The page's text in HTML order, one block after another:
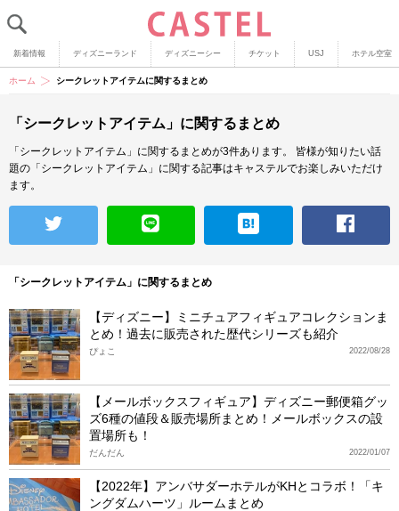
新着情報 ディズニーランド ディズニーシー チケット USJ ホテル空室
ホーム シークレットアイテムに関するまとめ
「シークレットアイテム」に関するまとめ
「シークレットアイテム」に関するまとめが3件あります。
皆様が知りたい話
題の「シークレットアイテム」に関する記事はキャステルでお楽しみいただけ
ます。
「シークレットアイテム」に関するまとめ
【ディズニー】ミニチュアフィギュアコレクションま
とめ！過去に販売された歴代シリーズも紹介
2022/08/28
ぴょこ
【メールボックスフィギュア】ディズニー郵便箱グッ
ズ6種の値段＆販売場所まとめ！メールボックスの設
置場所も！
2022/01/07
だんだん
【2022年】アンバサダーホテルがKHとコラボ！「キ
ングダムハーツ」ルームまとめ